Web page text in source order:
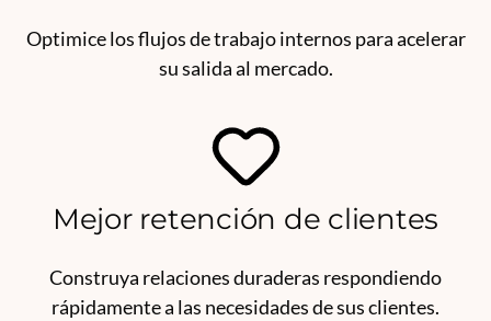
Optimice los flujos de trabajo internos para acelerar
su salida al mercado.
Mejor retención de clientes
Construya relaciones duraderas respondiendo
rápidamente a las necesidades de sus clientes.